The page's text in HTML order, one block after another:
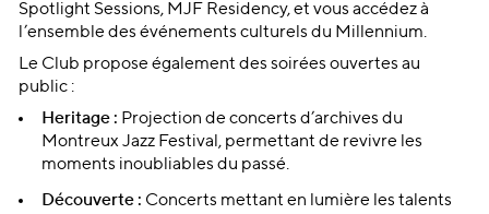
Spotlight Sessions, MJF Residency, et vous accédez à
l’ensemble des événements culturels du Millennium.
Le Club propose également des soirées ouvertes au
public :
Heritage : Projection de concerts d’archives du
Montreux Jazz Festival, permettant de revivre les
moments inoubliables du passé.
Découverte : Concerts mettant en lumière les talents